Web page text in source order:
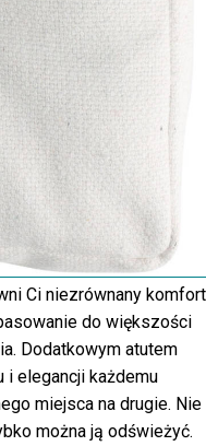
Ci niezrównany komfort
do większości
Dodatkowym atutem
elegancji każdemu
miejsca na drugie. Nie
można ją odświeżyć.